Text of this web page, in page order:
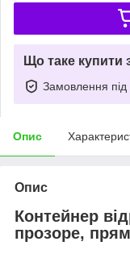
Що таке купити
Замовлення під
Опис
Опис
Контейнер
прозоре,